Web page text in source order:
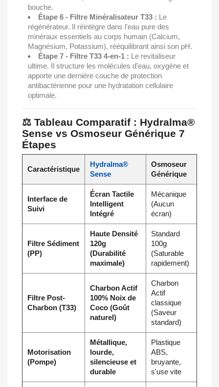
bouche.
Étape 6 - Filtre Minéralisateur T33 : Le
régénérateur. Il réintègre dans l'eau pure des
minéraux essentiels au corps humain (Calcium,
Magnésium, Potassium), rééquilibrant ainsi son pH.
Étape 7 - Filtre T33 4-en-1 : Le revitaliseur
ultime. Il structure les molécules d'eau, oxygène et
apporte une dernière couche de protection
antibactérienne pour une hydratation cellulaire
optimale.
⚖️ Tableau Comparatif : Hydralma®
Sense vs Osmoseur Générique 7
Étapes
Caractéristique
Hydralma®
Sense
Osmoseur
Générique
Interface de
Suivi
Écran Tactile
Intelligent
Intégré
Mécanique
(Aucun
écran)
Filtre Sédiment
(PP)
Haute Densité
120g
(Durabilité
maximale)
Standard
100g
(Saturable
rapidement)
Filtre Post-
Charbon (T33)
Charbon Actif
100% Noix de
Coco (Goût
naturel)
Charbon
Actif
classique
(Saveur
standard)
Motorisation
(Pompe)
Métallique,
lourde,
silencieuse et
durable
Plastique
ABS,
bruyante,
s'use vite